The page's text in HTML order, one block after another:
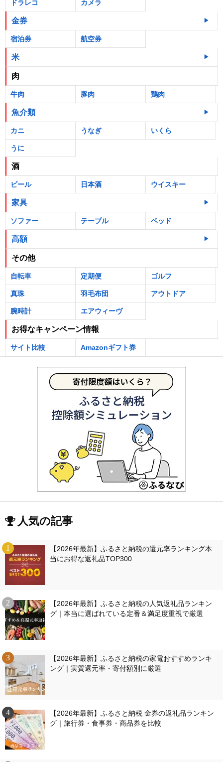
ドラレコ カメラ
金券
宿泊券 航空券
米
肉
牛肉 豚肉 鶏肉
魚介類
カニ うなぎ いくら
うに
酒
ビール 日本酒 ウイスキー
家具
ソファー テーブル ベッド
高額
その他
自転車 定期便 ゴルフ
真珠 羽毛布団 アウトドア
腕時計 エアウィーヴ
お得なキャンペーン情報
サイト比較 Amazonギフト券
人気の記事
【2026年最新】ふるさと納税の還元率ランキング本
当にお得な返礼品TOP300
【2026年最新】ふるさと納税の人気返礼品ランキン
グ｜本当に選ばれている定番＆満足度重視で厳選
【2026年最新】ふるさと納税の家電おすすめランキ
ング｜実質還元率・寄付額別に厳選
【2026年最新】ふるさと納税 金券の返礼品ランキン
グ｜旅行券・食事券・商品券を比較